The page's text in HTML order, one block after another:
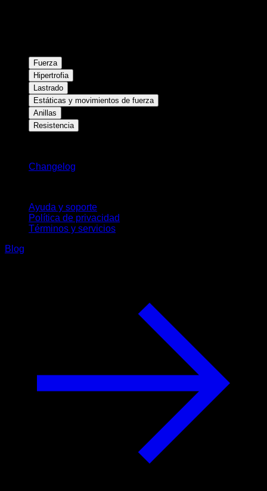
Fuerza
Hipertrofia
Lastrado
Estáticas y movimientos de fuerza
Anillas
Resistencia
Changelog
Ayuda y soporte
Política de privacidad
Términos y servicios
Blog